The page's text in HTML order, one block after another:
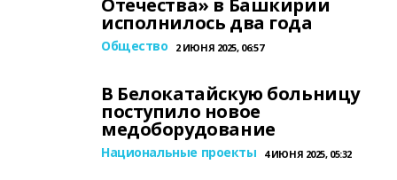
Отечества» в Башкирии
исполнилось два года
Общество 2 ИЮНЯ 2025, 06:57
В Белокатайскую больницу
поступило новое
медоборудование
Национальные проекты 4 ИЮНЯ 2025, 05:32